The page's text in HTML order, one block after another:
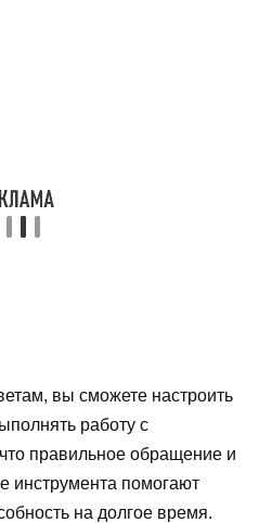
вы сможете настроить
работу с
правильное обращение и
инструмента помогают
на долгое время.